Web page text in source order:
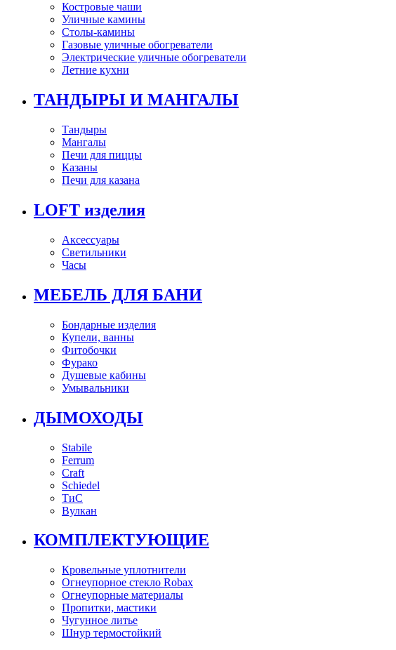
Костровые чаши
Уличные камины
Столы-камины
Газовые уличные обогреватели
Электрические уличные обогреватели
Летние кухни
ТАНДЫРЫ И МАНГАЛЫ
Тандыры
Мангалы
Печи для пиццы
Казаны
Печи для казана
LOFT изделия
Аксессуары
Светильники
Часы
МЕБЕЛЬ ДЛЯ БАНИ
Бондарные изделия
Купели, ванны
Фитобочки
Фурако
Душевые кабины
Умывальники
ДЫМОХОДЫ
Stabile
Ferrum
Craft
Schiedel
ТиС
Вулкан
КОМПЛЕКТУЮЩИЕ
Кровельные уплотнители
Огнеупорное стекло Robax
Огнеупорные материалы
Пропитки, мастики
Чугунное литье
Шнур термостойкий